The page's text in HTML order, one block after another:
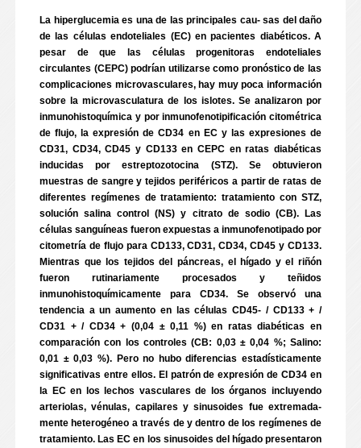
La hiperglucemia es una de las principales cau- sas del daño
de las células endoteliales (EC) en pacientes diabéticos. A
pesar de que las células progenitoras endoteliales
circulantes (CEPC) podrían utilizarse como pronóstico de las
complicaciones microvasculares, hay muy poca información
sobre la microvasculatura de los islotes. Se analizaron por
inmunohistoquímica y por inmunofenotipificación citométrica
de flujo, la expresión de CD34 en EC y las expresiones de
CD31, CD34, CD45 y CD133 en CEPC en ratas diabéticas
inducidas por estreptozotocina (STZ). Se obtuvieron
muestras de sangre y tejidos periféricos a partir de ratas de
diferentes regímenes de tratamiento: tratamiento con STZ,
solución salina control (NS) y citrato de sodio (CB). Las
células sanguíneas fueron expuestas a inmunofenotipado por
citometría de flujo para CD133, CD31, CD34, CD45 y CD133.
Mientras que los tejidos del páncreas, el hígado y el riñón
fueron rutinariamente procesados y teñidos
inmunohistoquímicamente para CD34. Se observó una
tendencia a un aumento en las células CD45- / CD133 + /
CD31 + / CD34 + (0,04 ± 0,11 %) en ratas diabéticas en
comparación con los controles (CB: 0,03 ± 0,04 %; Salino:
0,01 ± 0,03 %). Pero no hubo diferencias estadísticamente
significativas entre ellos. El patrón de expresión de CD34 en
la EC en los lechos vasculares de los órganos incluyendo
arteriolas, vénulas, capilares y sinusoides fue extremada-
mente heterogéneo a través de y dentro de los regímenes de
tratamiento. Las EC en los sinusoides del hígado presentaron